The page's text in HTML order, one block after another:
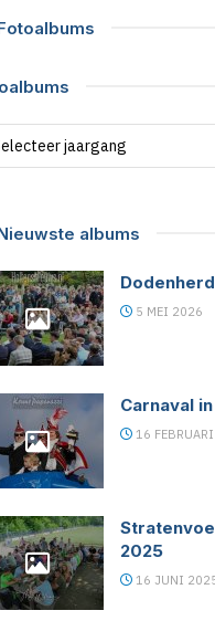
albums
5 MEI 2026
Carnaval
16
2025
16 JUNI